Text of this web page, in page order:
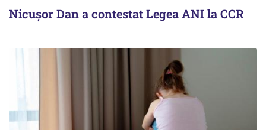
Nicușor Dan a contestat Legea ANI la CCR